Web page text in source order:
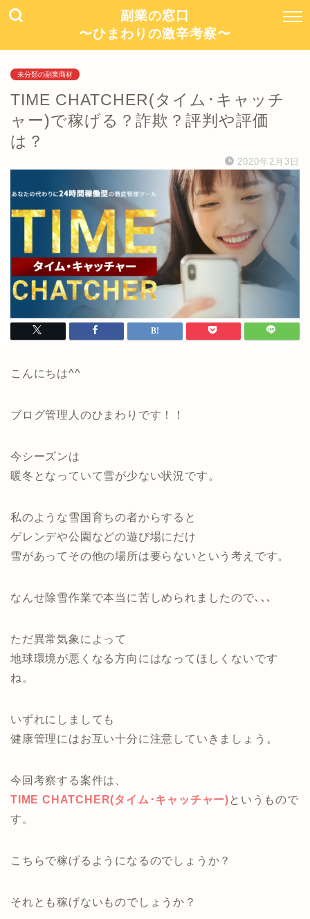
副業の窓口
〜ひまわりの激辛考察〜
未分類の副業商材
TIME CHATCHER(タイム･キャッチ
ャー)で稼げる？詐欺？評判や評価
は？
2020年2月3日
こんにちは^^
ブログ管理人のひまわりです！！
今シーズンは
暖冬となっていて雪が少ない状況です。
私のような雪国育ちの者からすると
ゲレンデや公園などの遊び場にだけ
雪があってその他の場所は要らないという考えです。
なんせ除雪作業で本当に苦しめられましたので､､､
ただ異常気象によって
地球環境が悪くなる方向にはなってほしくないです
ね。
いずれにしましても
健康管理にはお互い十分に注意していきましょう。
今回考察する案件は、
TIME CHATCHER(タイム･キャッチャー)というもので
す。
こちらで稼げるようになるのでしょうか？
それとも稼げないものでしょうか？